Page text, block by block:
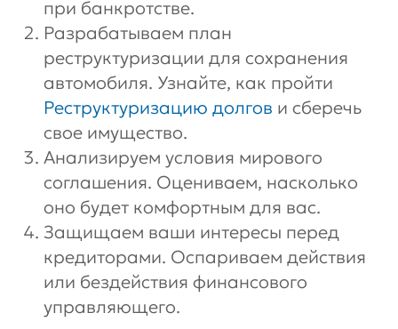
при банкротстве.
Разрабатываем план
реструктуризации для сохранения
автомобиля. Узнайте, как пройти
Реструктуризацию долгов и сберечь
свое имущество.
Анализируем условия мирового
соглашения. Оцениваем, насколько
оно будет комфортным для вас.
Защищаем ваши интересы перед
кредиторами. Оспариваем действия
или бездействия финансового
управляющего.